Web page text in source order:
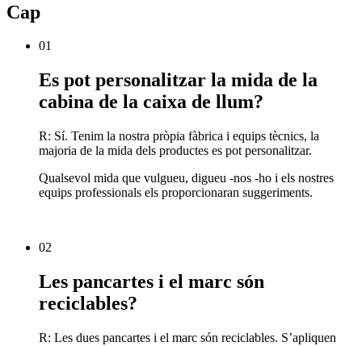
Cap
01
Es pot personalitzar la mida de la
cabina de la caixa de llum?
R: Sí. Tenim la nostra pròpia fàbrica i equips tècnics, la
majoria de la mida dels productes es pot personalitzar.
Qualsevol mida que vulgueu, digueu -nos -ho i els nostres
equips professionals els proporcionaran suggeriments.
02
Les pancartes i el marc són
reciclables?
R: Les dues pancartes i el marc són reciclables. S’apliquen